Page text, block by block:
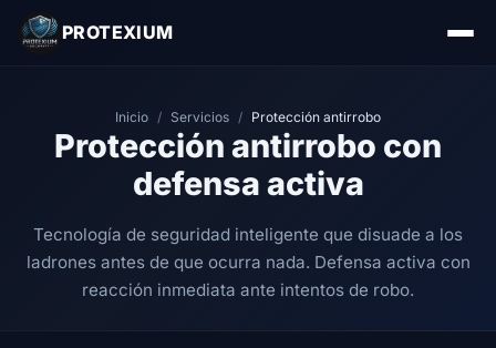
PROTEXIUM
Inicio / Servicios / Protección antirrobo
Protección antirrobo con
defensa activa
Tecnología de seguridad inteligente que disuade a los
ladrones antes de que ocurra nada. Defensa activa con
reacción inmediata ante intentos de robo.